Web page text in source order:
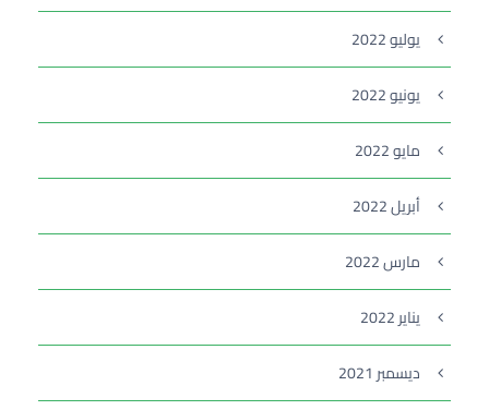
يوليو 2022
يونيو 2022
مايو 2022
أبريل 2022
مارس 2022
يناير 2022
ديسمبر 2021